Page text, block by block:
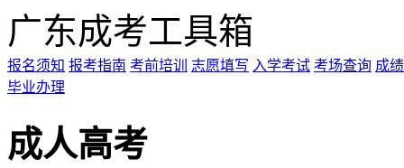
广东成考工具箱
报名须知 报考指南 考前培训 志愿填写 入学考试 考场查询 成
毕业办理
成人高考